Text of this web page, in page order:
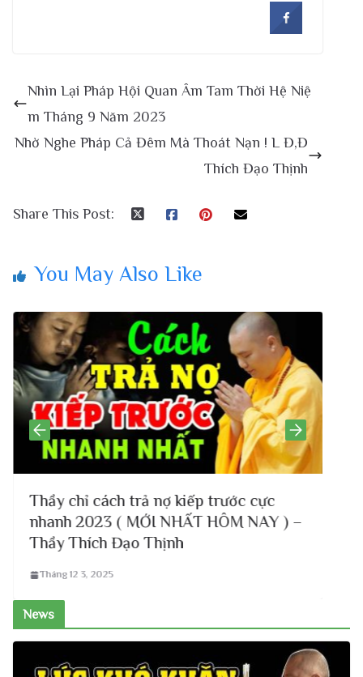
Nhìn Lại Pháp Hội Quan Âm Tam Thời Hệ Niệ
m Tháng 9 Năm 2023
Nhờ Nghe Pháp Cả Đêm Mà Thoát Nạn ! L Đ,Đ
Thích Đạo Thịnh
Share This Post:
You May Also Like
Thầy chỉ cách trả nợ kiếp trước cực
nhanh 2023 ( MỚI NHẤT HÔM NAY ) –
Thầy Thích Đạo Thịnh
Tháng 12 3, 2025
News